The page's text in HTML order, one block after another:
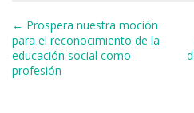
o
o
k
y
s
Navegación de entradas
← Prospera nuestra moción
para el reconocimiento de la
educación social como
profesión